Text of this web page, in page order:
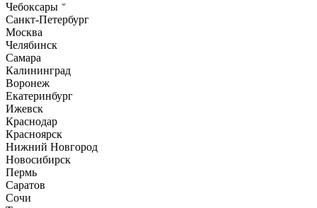
Чебоксары
Санкт-Петербург
Москва
Челябинск
Самара
Калининград
Воронеж
Екатеринбург
Ижевск
Краснодар
Красноярск
Нижний Новгород
Новосибирск
Пермь
Саратов
Сочи